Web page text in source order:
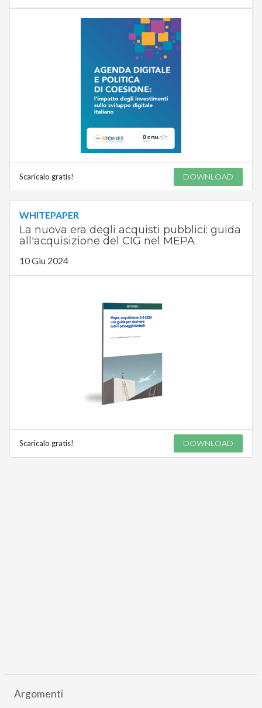
Scaricalo gratis! DOWNLOAD
WHITEPAPER
La nuova era degli acquisti pubblici: guida
all'acquisizione del CIG nel MEPA
10 Giu 2024
Scaricalo gratis! DOWNLOAD
Argomenti